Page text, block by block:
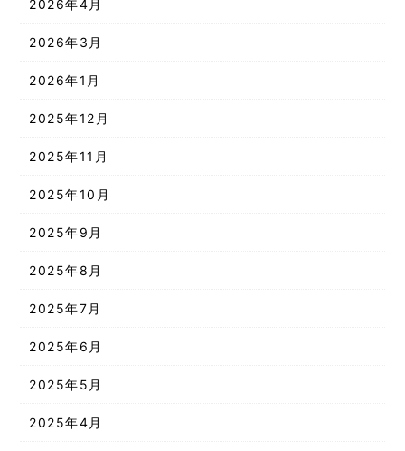
2026年4月
2026年3月
2026年1月
2025年12月
2025年11月
2025年10月
2025年9月
2025年8月
2025年7月
2025年6月
2025年5月
2025年4月